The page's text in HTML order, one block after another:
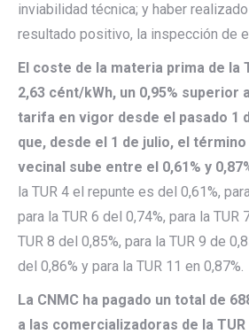
inviabilidad técnica; y haber
resultado positivo, la inspección de
El coste de la materia prima de la
2,63 cént/kWh, un 0,95% superior
tarifa en vigor desde el pasado 1
que, desde el 1 de julio, el
vecinal sube entre el 0,61% y
la TUR 4 el repunte es del 0,61%,
para la TUR 6 del 0,74%, para la TUR
TUR 8 del 0,85%, para la TUR 9 de
del 0,86% y para la TUR 11 en 0,87%.
La CNMC ha pagado un total de
a las comercializadoras de la